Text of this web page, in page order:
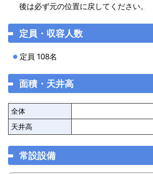
後は必ず元の位置に戻してください。
定員・収容人数
定員 108名
面積・天井高
全体
天井高
常設設備